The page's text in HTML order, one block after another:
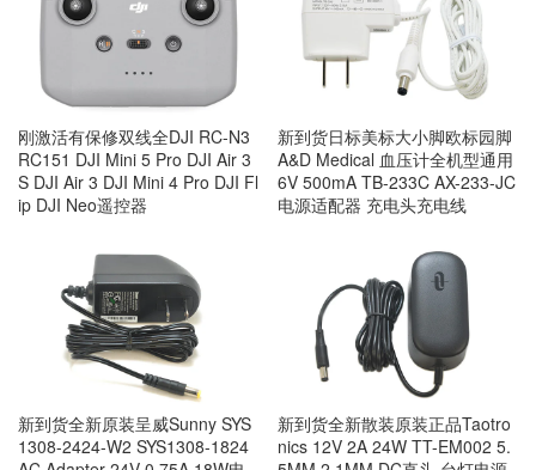
刚激活有保修双线全DJI RC-N3
RC151 DJI Mini 5 Pro DJI Air 3
S DJI Air 3 DJI Mini 4 Pro DJI Fl
ip DJI Neo遥控器
新到货日标美标大小脚欧标园脚
A&D Medical 血压计全机型通用
6V 500mA TB-233C AX-233-JC
电源适配器 充电头充电线
新到货全新原装呈威Sunny SYS
1308-2424-W2 SYS1308-1824
新到货全新散装原装正品Taotro
nics 12V 2A 24W TT-EM002 5.